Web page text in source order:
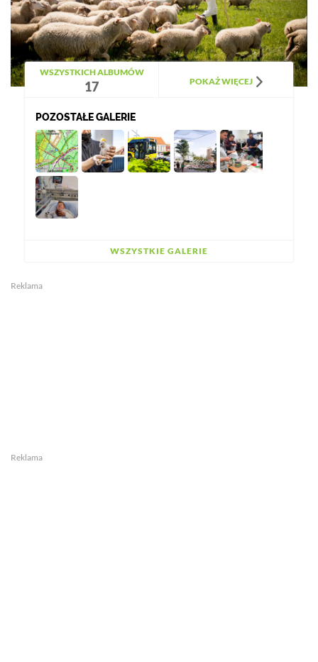
WSZYSTKICH ALBUMÓW
17 POKAŻ WIĘCEJ
POZOSTAŁE GALERIE
WSZYSTKIE GALERIE
Reklama
Reklama